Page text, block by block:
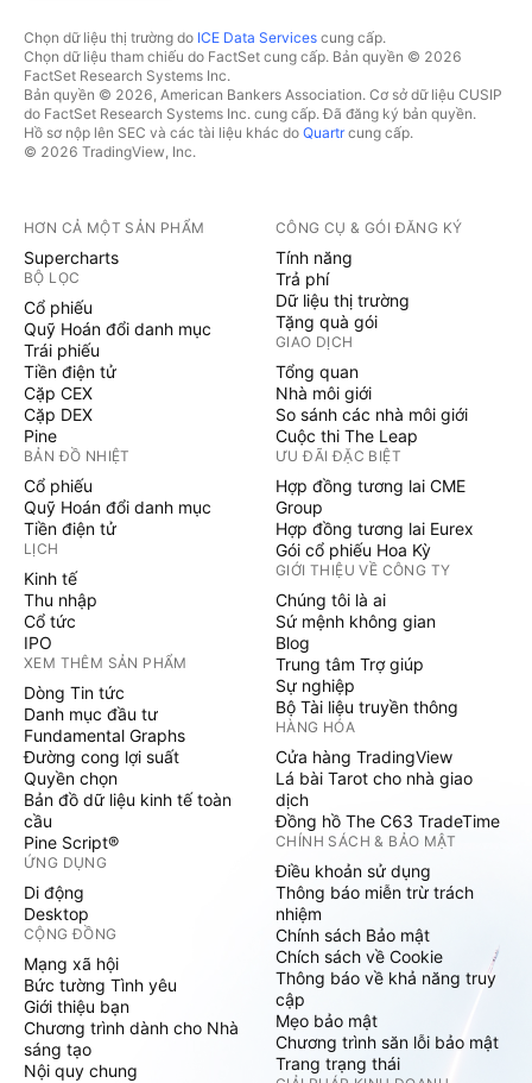
Chọn dữ liệu thị trường do ICE Data Services cung cấp.
Chọn dữ liệu tham chiếu do FactSet cung cấp. Bản quyền © 2026
FactSet Research Systems Inc.
Bản quyền © 2026, American Bankers Association. Cơ sở dữ liệu CUSIP
do FactSet Research Systems Inc. cung cấp. Đã đăng ký bản quyền.
Hồ sơ nộp lên SEC và các tài liệu khác do Quartrcung cấp.
© 2026 TradingView, Inc.
HƠN CẢ MỘT SẢN PHẨM
Supercharts
BỘ LỌC
Cổ phiếu
Quỹ Hoán đổi danh mục
Trái phiếu
Tiền điện tử
Cặp CEX
Cặp DEX
Pine
BẢN ĐỒ NHIỆT
Cổ phiếu
Quỹ Hoán đổi danh mục
Tiền điện tử
LỊCH
Kinh tế
Thu nhập
Cổ tức
IPO
XEM THÊM SẢN PHẨM
Dòng Tin tức
Danh mục đầu tư
Fundamental Graphs
Đường cong lợi suất
Quyền chọn
Bản đồ dữ liệu kinh tế toàn
cầu
Pine Script®
ỨNG DỤNG
Di động
Desktop
CỘNG ĐỒNG
Mạng xã hội
Bức tường Tình yêu
Giới thiệu bạn
Chương trình dành cho Nhà
sáng tạo
Nội quy chung
CÔNG CỤ & GÓI ĐĂNG KÝ
Tính năng
Trả phí
Dữ liệu thị trường
Tặng quà gói
GIAO DỊCH
Tổng quan
Nhà môi giới
So sánh các nhà môi giới
Cuộc thi The Leap
ƯU ĐÃI ĐẶC BIỆT
Hợp đồng tương lai CME
Group
Hợp đồng tương lai Eurex
Gói cổ phiếu Hoa Kỳ
GIỚI THIỆU VỀ CÔNG TY
Chúng tôi là ai
Sứ mệnh không gian
Blog
Trung tâm Trợ giúp
Sự nghiệp
Bộ Tài liệu truyền thông
HÀNG HÓA
Cửa hàng TradingView
Lá bài Tarot cho nhà giao
dịch
Đồng hồ The C63 TradeTime
CHÍNH SÁCH & BẢO MẬT
Điều khoản sử dụng
Thông báo miễn trừ trách
nhiệm
Chính sách Bảo mật
Chích sách về Cookie
Thông báo về khả năng truy
cập
Mẹo bảo mật
Chương trình săn lỗi bảo mật
Trang trạng thái